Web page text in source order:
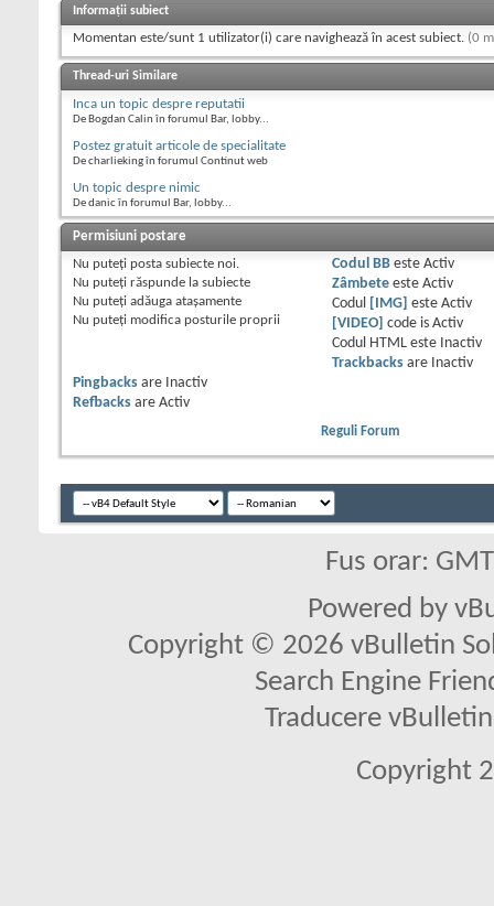
Informații subiect
Momentan este/sunt 1 utilizator(i) care navighează în acest subiect. (0
Thread-uri Similare
Inca un topic despre reputatii
De Bogdan Calin în forumul Bar, lobby...
Postez gratuit articole de specialitate
De charlieking în forumul Continut web
Un topic despre nimic
De danic în forumul Bar, lobby...
Permisiuni postare
Nu puteţi posta subiecte noi.
Nu puteţi răspunde la subiecte
Nu puteţi adăuga ataşamente
Nu puteţi modifica posturile proprii
Codul BBeste Activ
Zâmbeteeste Activ
Codul
[IMG] este Activ
[VIDEO] code is Activ
Codul HTML este
Inactiv
Trackbacksare
Inactiv
Pingbacks are
Inactiv
Refbacks are Activ
Reguli Forum
Fus orar:
Powered by
Copyright © 2026 vBulletin
Search Engine
Traducere
Copyright